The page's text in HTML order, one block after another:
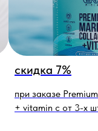
скидка 7%
при заказе
+ vitamin c от 3-х